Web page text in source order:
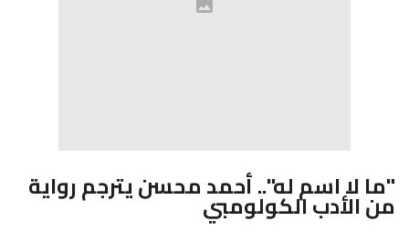
"ما لا اسم له".. أحمد محسن يترجم رواية
من الأدب الكولومبي